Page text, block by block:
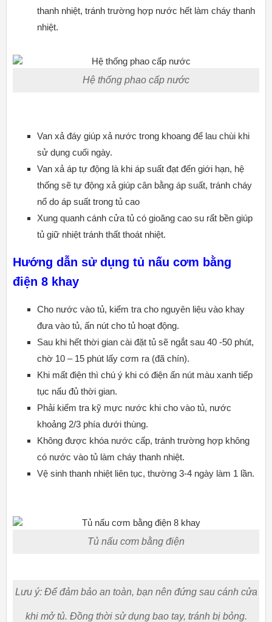
thanh nhiệt, tránh trường hợp nước hết làm cháy thanh
nhiệt.
Hệ thống phao cấp nước
Van xả đáy giúp xả nước trong khoang để lau chùi khi
sử dụng cuối ngày.
Van xả áp tự động là khi áp suất đạt đến giới hạn, hệ
thống sẽ tự động xả giúp cân bằng áp suất, tránh cháy
nổ do áp suất trong tủ cao
Xung quanh cánh cửa tủ có gioăng cao su rất bền giúp
tủ giữ nhiệt tránh thất thoát nhiệt.
Hướng dẫn sử dụng tủ nấu cơm bằng
điện 8 khay
Cho nước vào tủ, kiểm tra cho nguyên liệu vào khay
đưa vào tủ, ấn nút cho tủ hoạt động.
Sau khi hết thời gian cài đặt tủ sẽ ngắt sau 40 -50 phút,
chờ 10 – 15 phút lấy cơm ra (đã chín).
Khi mất điện thì chú ý khi có điện ấn nút màu xanh tiếp
tục nấu đủ thời gian.
Phải kiểm tra kỹ mực nước khi cho vào tủ, nước
khoảng 2/3 phía dưới thùng.
Không được khóa nước cấp, tránh trường hợp không
có nước vào tủ làm cháy thanh nhiệt.
Vệ sinh thanh nhiệt liên tục, thường 3-4 ngày làm 1 lần.
Tủ nấu cơm bằng điện
Lưu ý: Để đảm bảo an toàn, bạn nên đứng sau cánh cửa
khi mở tủ. Đồng thời sử dụng bao tay, tránh bị bỏng.